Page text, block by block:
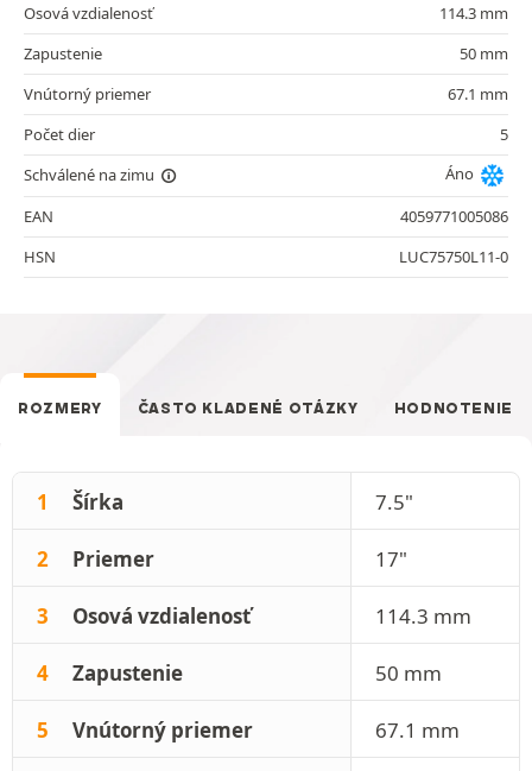
Osová vzdialenosť
114.3 mm
Zapustenie
50 mm
Vnútorný priemer
67.1 mm
Počet dier
5
Schválené na zimu
Áno
EAN
4059771005086
HSN
LUC75750L11-0
ROZMERY ČASTO KLADENÉ OTÁZKY HODNOTENIE
1 Šírka 7.5"
2 Priemer 17"
3 Osová vzdialenosť 114.3 mm
4 Zapustenie 50 mm
5 Vnútorný priemer 67.1 mm